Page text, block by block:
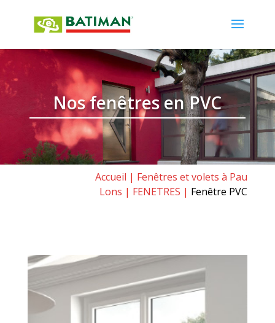
Nos fenêtres en PVC
Accueil | Fenêtres et volets à Pau
Lons | FENETRES | Fenêtre PVC